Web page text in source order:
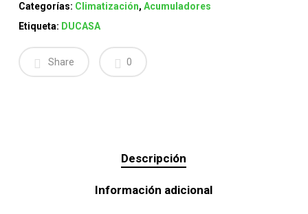
Categorías: Climatización, Acumuladores
Etiqueta: DUCASA
Share 0
Descripción
Información adicional